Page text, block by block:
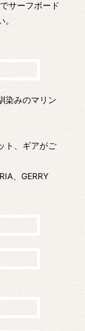
サーフボード
染みのマリン
ト、ギアがご
、GERRY